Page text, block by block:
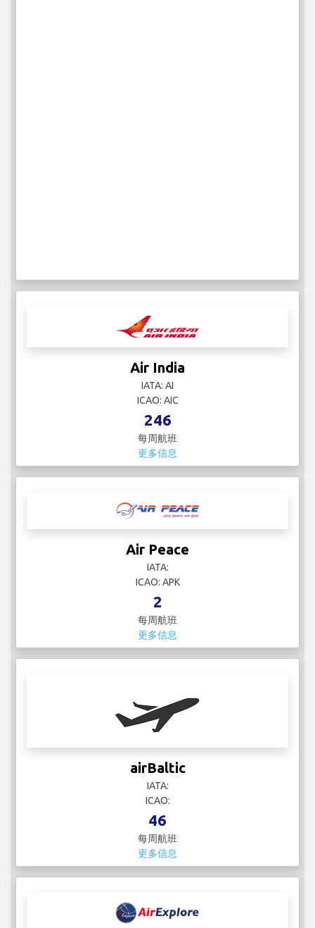
Air India
IATA: AI
ICAO: AIC
246
每周航班
更多信息
Air Peace
IATA:
ICAO: APK
2
每周航班
更多信息
airBaltic
IATA:
ICAO:
46
每周航班
更多信息